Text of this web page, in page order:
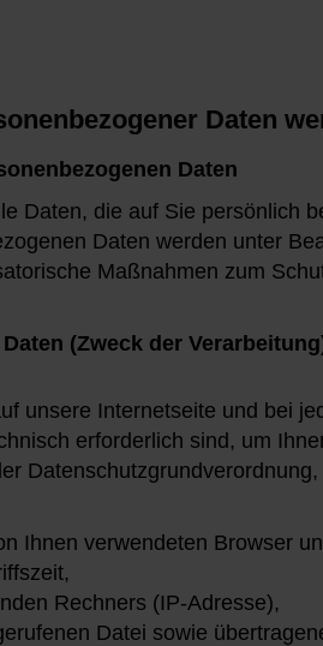
Daten
Daten
Daten, die auf Sie persönlich
Daten werden unter
Maßnahmen zum
(Zweck der
unsere Internetseite und bei
erforderlich sind, um
Ihnen verwendeten Browser
Rechners (IP-Adresse),
Datei sowie